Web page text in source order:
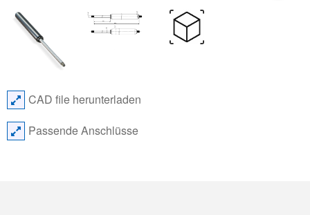
CAD file herunterladen
Passende Anschlüsse